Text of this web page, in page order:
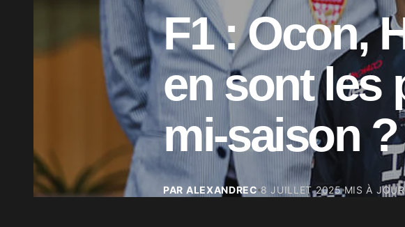
F1 : Ocon,
en sont les
mi-saison ?
PAR ALEXANDREC 8 JUILLET 2025 MIS À